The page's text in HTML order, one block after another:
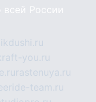
всей России
you.ru
rastenuya.ru
team.ru